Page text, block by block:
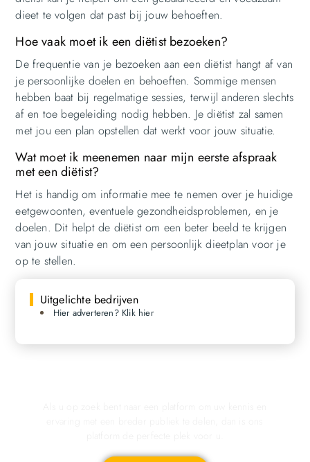
dieet te volgen dat past bij jouw behoeften.
Hoe vaak moet ik een diëtist bezoeken?
De frequentie van je bezoeken aan een diëtist hangt af van
je persoonlijke doelen en behoeften. Sommige mensen
hebben baat bij regelmatige sessies, terwijl anderen slechts
af en toe begeleiding nodig hebben. Je diëtist zal samen
met jou een plan opstellen dat werkt voor jouw situatie.
Wat moet ik meenemen naar mijn eerste afspraak
met een diëtist?
Het is handig om informatie mee te nemen over je huidige
eetgewoonten, eventuele gezondheidsproblemen, en je
doelen. Dit helpt de diëtist om een beter beeld te krijgen
van jouw situatie en om een persoonlijk dieetplan voor je
op te stellen.
Uitgelichte bedrijven
Hier adverteren? Klik hier